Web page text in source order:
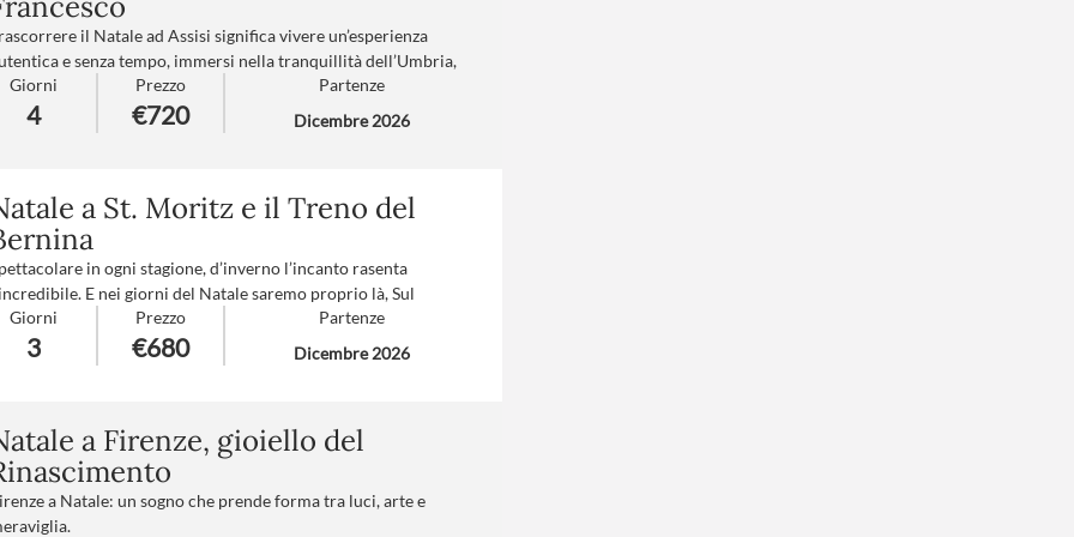
: Mezza pensione con bevande
partenze: A-C-D-E-F-G-H-I (clicca qui per le
)
il Natale ad Assisi significa vivere un’esperienza
e senza tempo, immersi nella tranquillità dell’Umbria,
riscoprendo la semplicità, la spiritualità e la gioia della
condivisione, lontano dalla frenesia moderna. È in queste terre
che San Francesco realizzò, nel 1223, la prima
partecipanti: minimo 20 - massimo 40
: Pensione completa con bevande
partenze
Giorni
4
Prezzo
€720
Partenze
Dicembre 2026
a St. Moritz e il Treno del
in ogni stagione, d’inverno l’incanto rasenta
E nei giorni del Natale saremo proprio là, Sul
Trenino Rosso del Bernina, patrimonio mondiale UNESCO, fino
a 2.253 metri, trattenendo il fiato dall’emozione lungo un
percorso magico fra laghi, ghiacciai, foreste, vette innevate, fino
partecipanti: minimo 20 - massimo 40
: Pensione completa con bevande
partenze: A-B-C-D-F-H-I (clicca qui per le tariffe
Giorni
3
Prezzo
€680
Partenze
Dicembre 2026
a Firenze, gioiello del
a Natale: un sogno che prende forma tra luci, arte e